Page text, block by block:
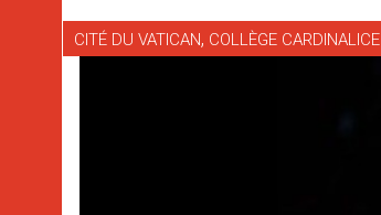
CITÉ DU VATICAN, COLLÈGE CARDINALICE